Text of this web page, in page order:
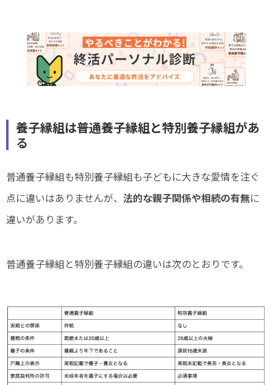
養子縁組は普通養子縁組と特別養子縁組があ
る
普通養子縁組も特別養子縁組も子どもに大きな愛情を注ぐ
点に違いはありませんが、 法的な親子関係や相続の有無に
違いがあります。
普通養子縁組と特別養子縁組の違いは次のとおりです。